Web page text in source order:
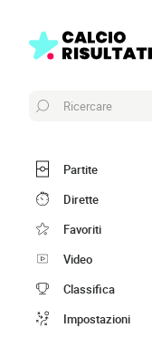
Ricercare
Partite
Dirette
Favoriti
Video
Classifica
Impostazioni